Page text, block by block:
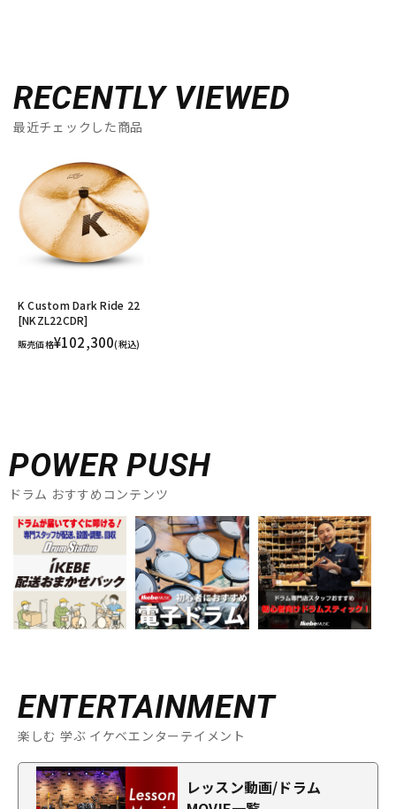
RECENTLY VIEWED
最近チェックした商品
K Custom Dark Ride 22
[NKZL22CDR]
販売価格¥102,300(税込)
POWER PUSH
ドラム おすすめコンテンツ
ENTERTAINMENT
楽しむ 学ぶ イケベエンターテイメント
レッスン動画/ドラム